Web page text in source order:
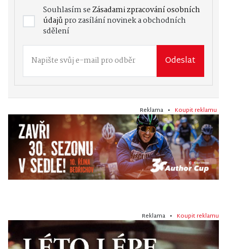
Souhlasím seZásadami zpracování osobních
údajůpro zasílání novinek a obchodních
sdělení
Odeslat
Reklama • Koupit reklamu
Reklama • Koupit reklamu